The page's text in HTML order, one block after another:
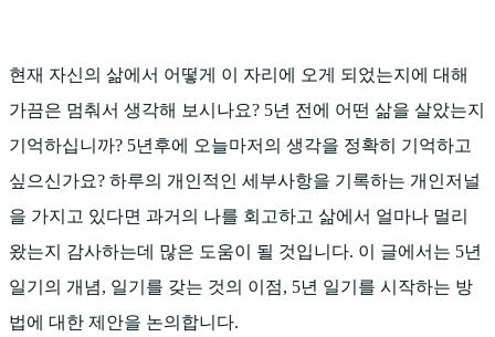
현재 자신의 삶에서 어떻게 이 자리에 오게 되었는지에 대해
가끔은 멈춰서 생각해 보시나요? 5년 전에 어떤 삶을 살았는지
기억하십니까? 5년후에 오늘마저의 생각을 정확히 기억하고
싶으신가요? 하루의 개인적인 세부사항을 기록하는 개인저널
을 가지고 있다면 과거의 나를 회고하고 삶에서 얼마나 멀리
왔는지 감사하는데 많은 도움이 될 것입니다. 이 글에서는 5년
일기의 개념, 일기를 갖는 것의 이점, 5년 일기를 시작하는 방
법에 대한 제안을 논의합니다.